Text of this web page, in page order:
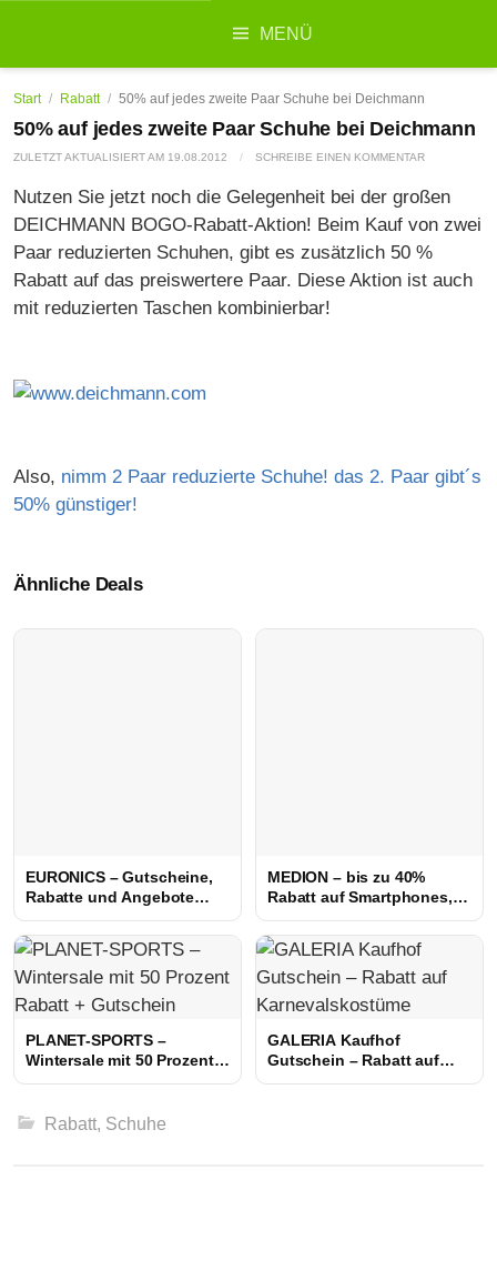
MENÜ
Start / Rabatt / 50% auf jedes zweite Paar Schuhe bei Deichmann
50% auf jedes zweite Paar Schuhe bei Deichmann
ZULETZT AKTUALISIERT AM 19.08.2012 / SCHREIBE EINEN KOMMENTAR
Nutzen Sie jetzt noch die Gelegenheit bei der großen
DEICHMANN BOGO-Rabatt-Aktion! Beim Kauf von zwei
Paar reduzierten Schuhen, gibt es zusätzlich 50 %
Rabatt auf das preiswertere Paar. Diese Aktion ist auch
mit reduzierten Taschen kombinierbar!
Also, nimm 2 Paar reduzierte Schuhe! das 2. Paar gibt´s
50% günstiger!
Ähnliche Deals
EURONICS – Gutscheine,
Rabatte und Angebote
sichern
MEDION – bis zu 40%
Rabatt auf Smartphones,
Tablets u.v.m.
PLANET-SPORTS –
Wintersale mit 50 Prozent
Rabatt + Gutschein
GALERIA Kaufhof
Gutschein – Rabatt auf
Karnevalskostüme
Rabatt, Schuhe